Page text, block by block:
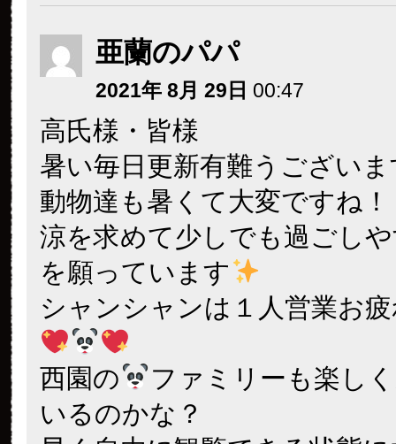
亜蘭のパパ
2021年 8月 29日 00:47
高氏様・皆様
暑い毎日更新有難うござい
動物達も暑くて大変ですね！
涼を求めて少しでも過ごし
を願っています
シャンシャンは１人営業お
西園の
ファミリーも楽し
いるのかな？